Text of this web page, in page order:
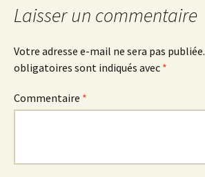
articles
Laisser un commentaire
Votre adresse e-mail ne sera pas publiée.
obligatoires sont indiqués avec *
Commentaire *